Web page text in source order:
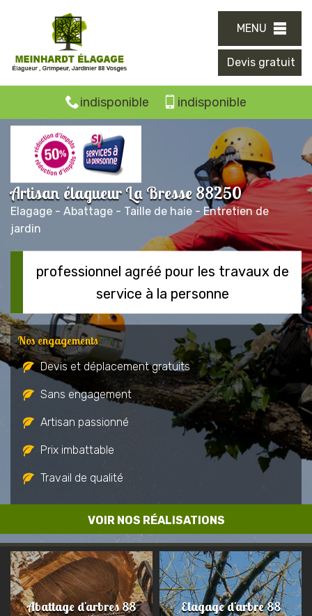
MENU
Devis gratuit
indisponible indisponible
Artisan élagueur La Bresse 88250
Elagage - Abattage - Taille de haie - Entretien de
jardin
VOIR NOS RÉALISATIONS
professionnel agréé pour les travaux de
service à la personne
Nos engagements
Devis et déplacement gratuits
Sans engagement
Artisan passionné
Prix imbattable
Travail de qualité
Abattage d'arbres 88 Elagage d'arbre 88